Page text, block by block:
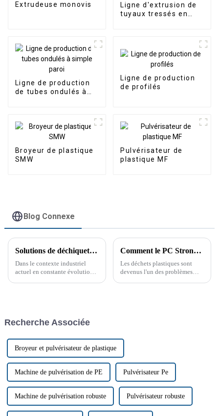
Extrudeuse monovis
Ligne d'extrusion de
tuyaux tressés en
Ligne de production
de tubes ondulés à
Ligne de production
de profilés
Broyeur de plastique
SMW
Pulvérisateur de
plastique MF
Blog Connexe
Solutions de déchiquetage robustes : broyeurs industriels à bras pivotant
Dans le contexte industriel
actuel en constante évolution,
fiables…
Comment le PC Strong Crusher transforme le recyclage du plastique
Les déchets plastiques sont
devenus l'un des problèmes
Recherche Associée
Broyeur et pulvérisateur de plastique
Machine de pulvérisation de PE Pulvérisateur Pe
Machine de pulvérisation robuste Pulvérisateur robuste